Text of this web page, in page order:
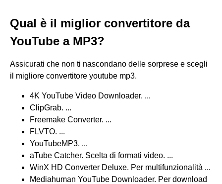
Qual è il miglior convertitore da
YouTube a MP3?
Assicurati che non ti nascondano delle sorprese e scegli
il migliore convertitore youtube mp3.
4K YouTube Video Downloader. ...
ClipGrab. ...
Freemake Converter. ...
FLVTO. ...
YouTubeMP3. ...
aTube Catcher. Scelta di formati video. ...
WinX HD Converter Deluxe. Per multifunzionalità ...
Mediahuman YouTube Downloader. Per download